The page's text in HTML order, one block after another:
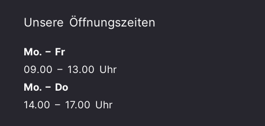
Unsere Öffnungszeiten
Mo. – Fr
09.00 – 13.00 Uhr
Mo. – Do
14.00 – 17.00 Uhr